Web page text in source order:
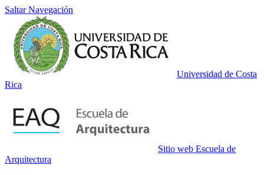
Saltar Navegación
Universidad de Costa
Rica
Sitio web Escuela de
Arquitectura